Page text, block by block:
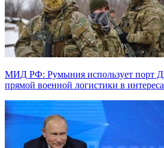
МИД РФ: Румыния использует порт
прямой военной логистики в